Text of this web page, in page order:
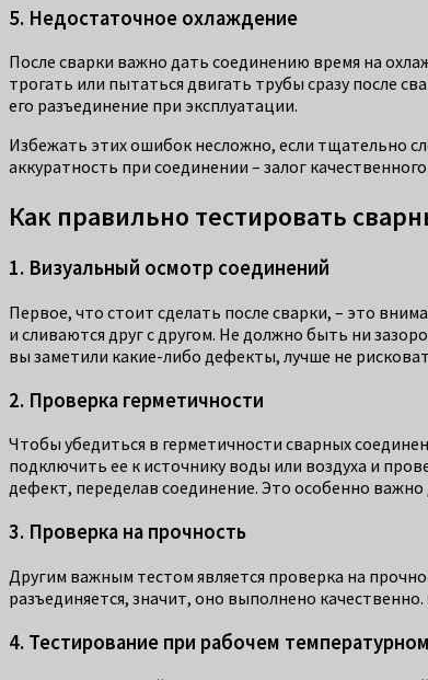
5. Недостаточное охлаждение
После сварки важно дать соединению время на
трогать или пытаться двигать трубы сразу после
его разъединение при эксплуатации.
Избежать этих ошибок несложно, если тщательно
аккуратность при соединении – залог
Как правильно тестировать
1. Визуальный осмотр соединений
Первое, что стоит сделать после сварки, – это
и сливаются друг с другом. Не должно быть ни
вы заметили какие-либо дефекты, лучше не
2. Проверка герметичности
Чтобы убедиться в герметичности сварных
подключить ее к источнику воды или воздуха и
дефект, переделав соединение. Это особенно
3. Проверка на прочность
Другим важным тестом является проверка на
разъединяется, значит, оно выполнено
4. Тестирование при рабочем